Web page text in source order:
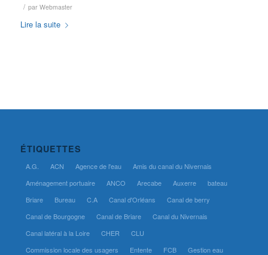
/ par Webmaster
Lire la suite
ÉTIQUETTES
A.G. ACN Agence de l'eau
Amis du canal du Nivernais
Aménagement portuaire
ANCO Arecabe Auxerre
bateau
Briare
Bureau C.A Canal d'Orléans
Canal de berry
Canal de Bourgogne
Canal de Briare
Canal du Nivernais
Canal latéral à la Loire
CHER
CLU
Commission locale des usagers
Entente FCB
Gestion eau